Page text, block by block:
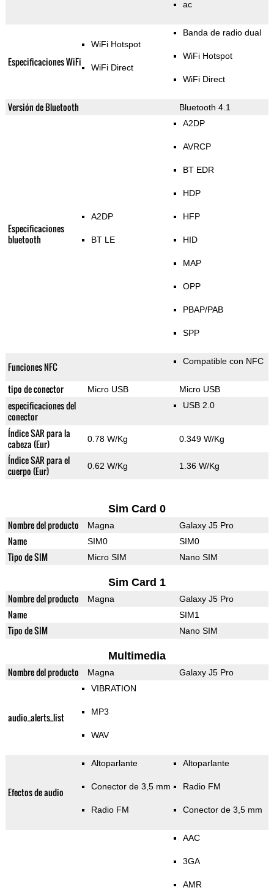
ac
Especificaciones WiFi
WiFi Hotspot
WiFi Direct
Banda de radio dual
WiFi Hotspot
WiFi Direct
Versión de Bluetooth Bluetooth 4.1
Especificaciones
bluetooth
A2DP
BT LE
A2DP
AVRCP
BT EDR
HDP
HFP
HID
MAP
OPP
PBAP/PAB
SPP
Funciones NFC Compatible con NFC
tipo de conector Micro USB Micro USB
especificaciones del
conector
USB 2.0
Índice SAR para la
cabeza (Eur)
0.78 W/Kg 0.349 W/Kg
Índice SAR para el
cuerpo (Eur)
0.62 W/Kg 1.36 W/Kg
Sim Card 0
Nombre del producto Magna Galaxy J5 Pro
Name SIM0 SIM0
Tipo de SIM Micro SIM Nano SIM
Sim Card 1
Nombre del producto Magna Galaxy J5 Pro
Name SIM1
Tipo de SIM Nano SIM
Multimedia
Nombre del producto Magna Galaxy J5 Pro
audio_alerts_list
VIBRATION
MP3
WAV
Efectos de audio
Altoparlante
Conector de 3,5 mm
Radio FM
Altoparlante
Radio FM
Conector de 3,5 mm
AAC
3GA
AMR